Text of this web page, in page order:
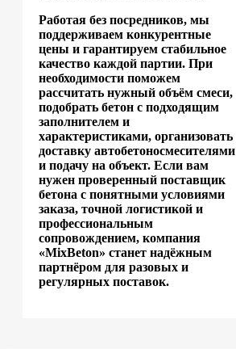
Работая без посредников, мы
поддерживаем конкурентные
цены и гарантируем стабильное
качество каждой партии. При
необходимости поможем
рассчитать нужный объём смеси,
подобрать бетон с подходящим
заполнителем и
характеристиками, организовать
доставку автобетоносмесителями
и подачу на объект. Если вам
нужен проверенный поставщик
бетона с понятными условиями
заказа, точной логистикой и
профессиональным
сопровождением, компания
«MixBeton» станет надёжным
партнёром для разовых и
регулярных поставок.